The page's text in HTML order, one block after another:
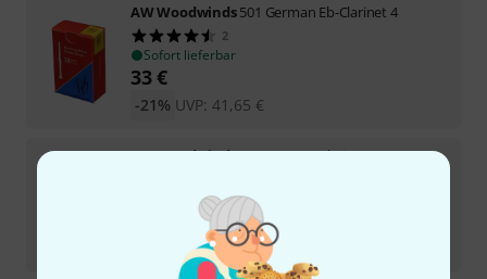
AW Woodwinds501 German Eb-Clarinet 4
2
Sofort lieferbar
33€
UVP: 41,65 €
-21%
AW Woodwinds105 German Clarinet 2.0
Sofort lieferbar
UVP:41,65 €